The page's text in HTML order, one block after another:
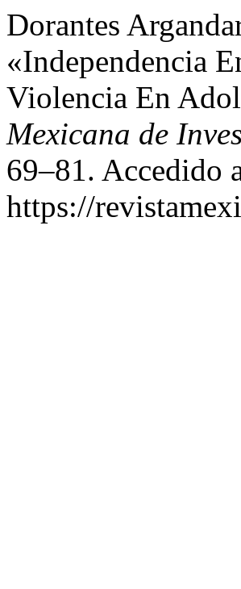
Dorantes
«Independencia
Violencia En
Mexicana de
69–81. Accedido
https://